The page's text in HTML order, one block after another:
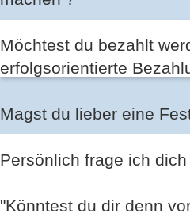
Möchtest du bezahlt
erfolgsorientierte
Magst du lieber eine
Persönlich frage ich
"Könntest du dir denn